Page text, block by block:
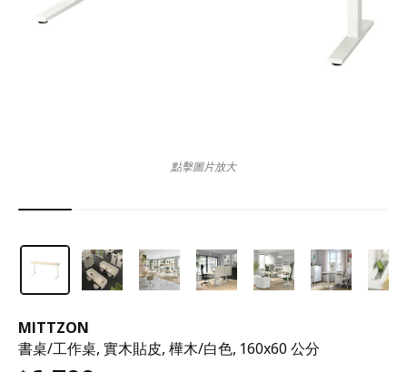
MITTZON
書桌/工作桌, 實木貼皮, 樺木/白色, 160x60 公分
點擊圖片放大